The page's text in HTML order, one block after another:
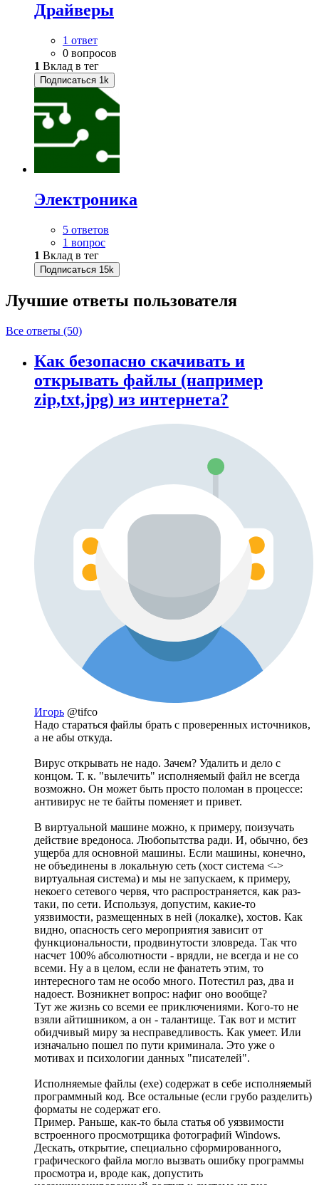
Драйверы
1 ответ
0 вопросов
1 Вклад в тег
Подписаться 1k
Электроника
5 ответов
1 вопрос
1 Вклад в тег
Подписаться 15k
Лучшие ответы пользователя
Все ответы (50)
Как безопасно скачивать и
открывать файлы (например
zip,txt,jpg) из интернета?
Игорь @tifco
Надо стараться файлы брать с проверенных источников,
а не абы откуда.
Вирус открывать не надо. Зачем? Удалить и дело с
концом. Т. к. "вылечить" исполняемый файл не всегда
возможно. Он может быть просто поломан в процессе:
антивирус не те байты поменяет и привет.
В виртуальной машине можно, к примеру, поизучать
действие вредоноса. Любопытства ради. И, обычно, без
ущерба для основной машины. Если машины, конечно,
не объединены в локальную сеть (хост система <->
виртуальная система) и мы не запускаем, к примеру,
некоего сетевого червя, что распространяется, как раз-
таки, по сети. Используя, допустим, какие-то
уязвимости, размещенных в ней (локалке), хостов. Как
видно, опасность сего мероприятия зависит от
функциональности, продвинутости зловреда. Так что
насчет 100% абсолютности - врядли, не всегда и не со
всеми. Ну а в целом, если не фанатеть этим, то
интересного там не особо много. Потестил раз, два и
надоест. Возникнет вопрос: нафиг оно вообще?
Тут же жизнь со всеми ее приключениями. Кого-то не
взяли айтишником, а он - талантище. Так вот и мстит
обидчивый миру за несправедливость. Как умеет. Или
изначально пошел по пути криминала. Это уже о
мотивах и психологии данных "писателей".
Исполняемые файлы (exe) содержат в себе исполняемый
программный код. Все остальные (если грубо разделить)
форматы не содержат его.
Пример. Раньше, как-то была статья об уязвимости
встроенного просмотрщика фотографий Windows.
Дескать, открытие, специально сформированного,
графического файла могло вызвать ошибку программы
просмотра и, вроде как, допустить